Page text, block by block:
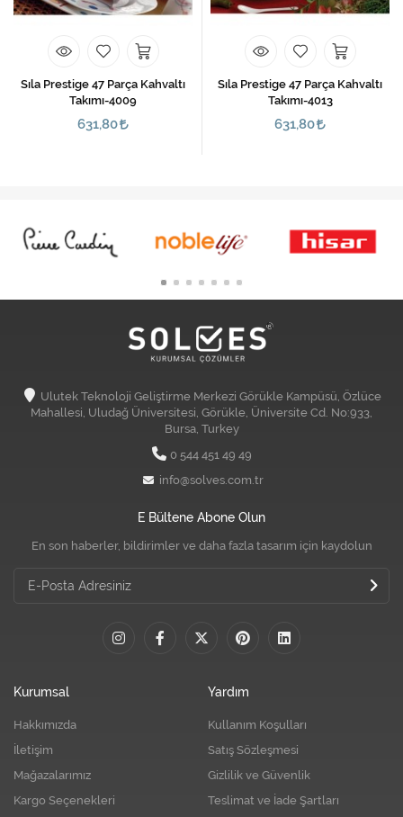
Sıla Prestige 47 Parça Kahvaltı
Takımı-4009
631,80
Sıla Prestige 47 Parça Kahvaltı
Takımı-4013
631,80
Ulutek Teknoloji Geliştirme Merkezi Görükle Kampüsü, Özlüce
Mahallesi, Uludağ Üniversitesi, Görükle, Üniversite Cd. No:933,
Bursa, Turkey
0 544 451 49 49
info@solves.com.tr
E Bültene Abone Olun
En son haberler, bildirimler ve daha fazla tasarım için kaydolun
Kurumsal
Hakkımızda
İletişim
Mağazalarımız
Kargo Seçenekleri
Yardım
Kullanım Koşulları
Satış Sözleşmesi
Gizlilik ve Güvenlik
Teslimat ve İade Şartları